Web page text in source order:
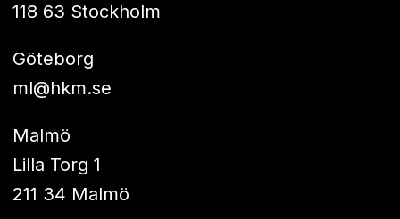
118 63 Stockholm
Göteborg
ml@hkm.se
Malmö
Lilla Torg 1
211 34 Malmö